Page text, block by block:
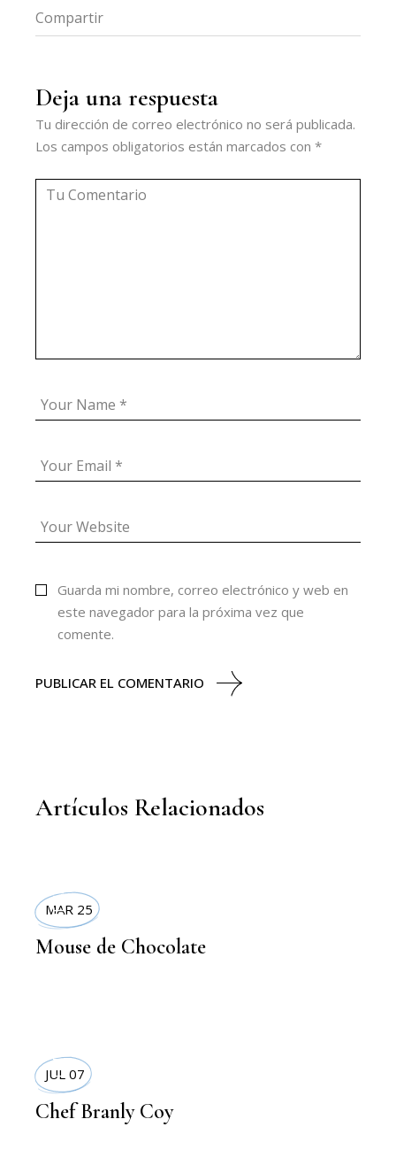
Compartir
Deja una respuesta
Tu dirección de correo electrónico no será publicada.
Los campos obligatorios están marcados con*
Guarda mi nombre, correo electrónico y web en
este navegador para la próxima vez que
comente.
PUBLICAR EL COMENTARIO
Artículos Relacionados
RECETAS
MAR 25
Mouse de Chocolate
DELI BOX
JUL 07
Chef Branly Coy